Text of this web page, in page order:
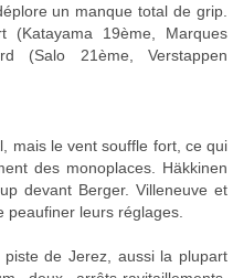
un manque total de grip.
(Katayama 19ème, Marques
(Salo 21ème, Verstappen
mais le vent souffle fort, ce qui
des monoplaces. Häkkinen
devant Berger. Villeneuve et
peaufiner leurs réglages.
de Jerez, aussi la plupart